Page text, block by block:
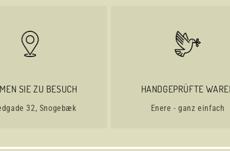
SIE ZU BESUCH
32, Snogebæk
HANDGEPRÜFTE
Enere - ganz einfach